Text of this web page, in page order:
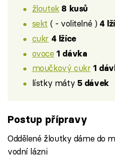
žloutek 8 kusů
sekt ( - volitelné ) 4
cukr 4 lžíce
ovoce 1 dávka
moučkový cukr 1
lístky máty 5 dávek
Postup přípravy
Oddělené žloutky dáme do
vodní lázni